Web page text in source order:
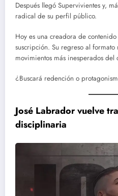
Después llegó Supervivientes y,
radical de su perfil público.
Hoy es una creadora de
suscripción. Su regreso al formato
movimientos más inesperados del
¿Buscará redención o
José Labrador vuelve
disciplinaria